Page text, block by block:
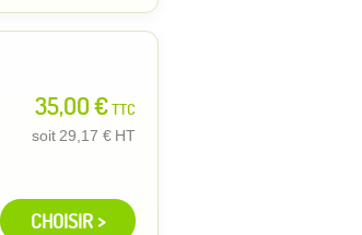
35,00 €TTC
soit 29,17 € HT
CHOISIR >